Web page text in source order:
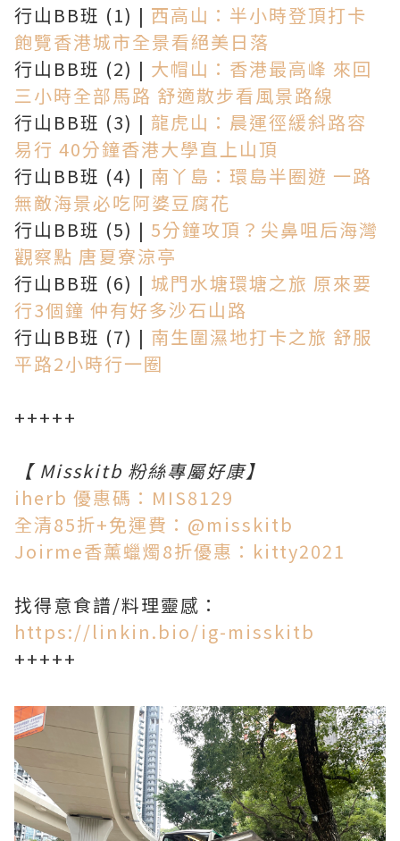
行山BB班 (1) | 西高山：半小時登頂打卡
飽覽香港城市全景看絕美日落
行山BB班 (2) | 大帽山：香港最高峰 來回
三小時全部馬路 舒適散步看風景路線
行山BB班 (3) | 龍虎山：晨運徑緩斜路容
易行 40分鐘香港大學直上山頂
行山BB班 (4) | 南丫島：環島半圈遊 一路
無敵海景必吃阿婆豆腐花
行山BB班 (5) | 5分鐘攻頂？尖鼻咀后海灣
觀察點 唐夏寮涼亭
行山BB班 (6) | 城門水塘環塘之旅 原來要
行3個鐘 仲有好多沙石山路
行山BB班 (7) | 南生圍濕地打卡之旅 舒服
平路2小時行一圈
+++++
【 Misskitb 粉絲專屬好康】
iherb 優惠碼：MIS8129
全清85折+免運費：@misskitb
Joirme香薰蠟燭8折優惠：kitty2021
找得意食譜/料理靈感：
https://linkin.bio/ig-misskitb
+++++